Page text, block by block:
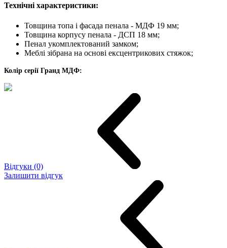
Технічні характеристики:
Товщина топа і фасада пенала - МДФ 19 мм;
Товщина корпусу пенала - ДСП 18 мм;
Пенал укомплектований замком;
Меблі зібрана на основі ексцентрикових стяжок;
Колір серії Гранд МДФ:
Відгуки (0)
Залишити відгук